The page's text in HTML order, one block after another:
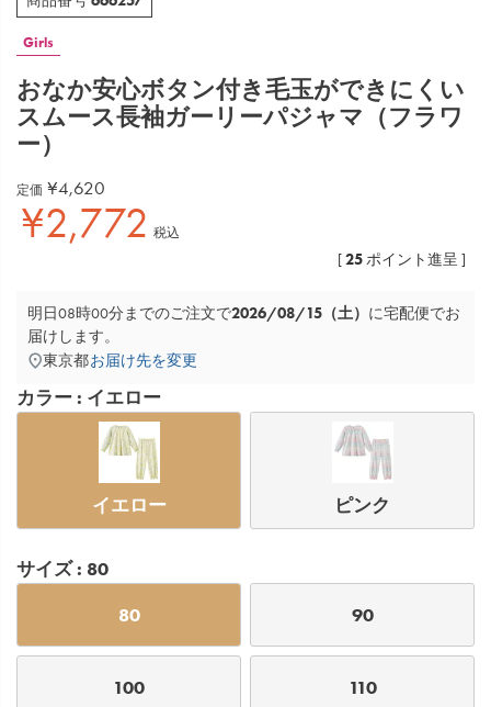
Girls
おなか安心ボタン付き毛玉ができにくい
スムース長袖ガーリーパジャマ（フラワ
ー）
定価 ¥4,620
¥2,772 税込
[25ポイント進呈 ]
明日08時00分までのご注文で2026/08/15（土） に宅配便でお
届けします。
東京都お届け先を変更
カラー イエロー
イエロー ピンク
サイズ 80
80 90
100 110